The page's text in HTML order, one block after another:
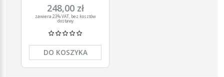
248,00 zł
zawiera 23% VAT, bez kosztów
dostawy
DO KOSZYKA